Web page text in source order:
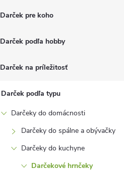
Darček pre koho
Darček podľa hobby
Darček na príležitosť
Darček podľa typu
Darčeky do domácnosti
Darčeky do spálne a obývačky
Darčeky do kuchyne
Darčekové hrnčeky